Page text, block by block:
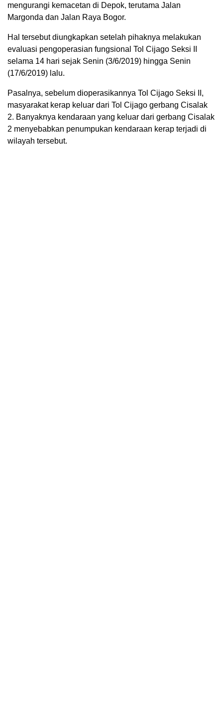
mengurangi kemacetan di Depok, terutama Jalan
Margonda dan Jalan Raya Bogor.
Hal tersebut diungkapkan setelah pihaknya melakukan
evaluasi pengoperasian fungsional Tol Cijago Seksi II
selama 14 hari sejak Senin (3/6/2019) hingga Senin
(17/6/2019) lalu.
Pasalnya, sebelum dioperasikannya Tol Cijago Seksi II,
masyarakat kerap keluar dari Tol Cijago gerbang Cisalak
2. Banyaknya kendaraan yang keluar dari gerbang Cisalak
2 menyebabkan penumpukan kendaraan kerap terjadi di
wilayah tersebut.